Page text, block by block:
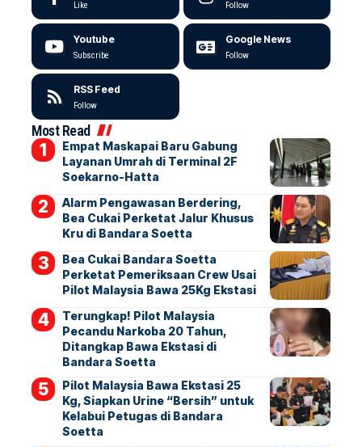
Like Follow
Youtube
Subscribe
Google News
Follow
RSS Feed
Follow
Most Read
Empat Maskapai Baru Gabung
Layanan Umrah di Terminal 2F
Soekarno-Hatta
Alarm Pengawasan Berdering,
Bea Cukai Perketat Jalur Khusus
Kru di Bandara Soetta
Bea Cukai Bandara Soetta
Perketat Pemeriksaan Crew Usai
Pilot Malaysia Bawa 25Kg Ekstasi
Terungkap! Pilot Malaysia
Pecandu Narkoba 20 Tahun,
Ditangkap Bawa Ekstasi di
Bandara Soetta
Pilot Malaysia Bawa Ekstasi 25
Kg, Siapkan Urine “Bersih” untuk
Kelabui Petugas di Bandara
Soetta